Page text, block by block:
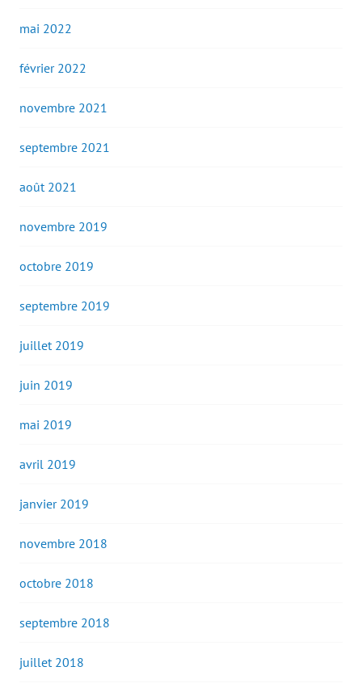
mai 2022
février 2022
novembre 2021
septembre 2021
août 2021
novembre 2019
octobre 2019
septembre 2019
juillet 2019
juin 2019
mai 2019
avril 2019
janvier 2019
novembre 2018
octobre 2018
septembre 2018
juillet 2018